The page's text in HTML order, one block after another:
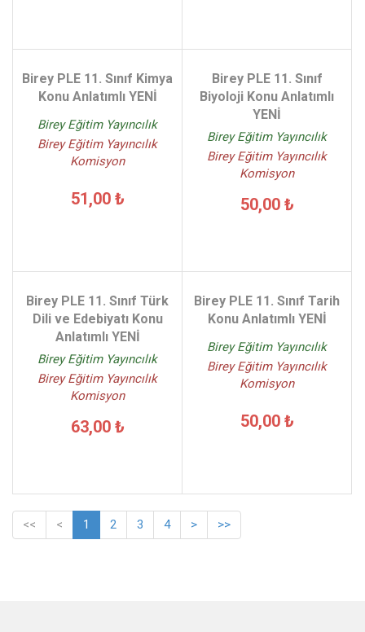
Birey PLE 11. Sınıf Kimya
Konu Anlatımlı YENİ
Birey Eğitim Yayıncılık
Birey Eğitim Yayıncılık
Komisyon
51,00 ₺
Birey PLE 11. Sınıf
Biyoloji Konu Anlatımlı
YENİ
Birey Eğitim Yayıncılık
Birey Eğitim Yayıncılık
Komisyon
50,00 ₺
Birey PLE 11. Sınıf Türk
Dili ve Edebiyatı Konu
Anlatımlı YENİ
Birey Eğitim Yayıncılık
Birey Eğitim Yayıncılık
Komisyon
63,00 ₺
Birey PLE 11. Sınıf Tarih
Konu Anlatımlı YENİ
Birey Eğitim Yayıncılık
Birey Eğitim Yayıncılık
Komisyon
50,00 ₺
<< < 1 2 3 4 > >>